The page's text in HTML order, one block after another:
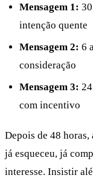
Mensagem 1:
intenção quente
Mensagem 2: 6
consideração
Mensagem 3:
com incentivo
Depois de 48
já esqueceu, já
interesse. Insistir